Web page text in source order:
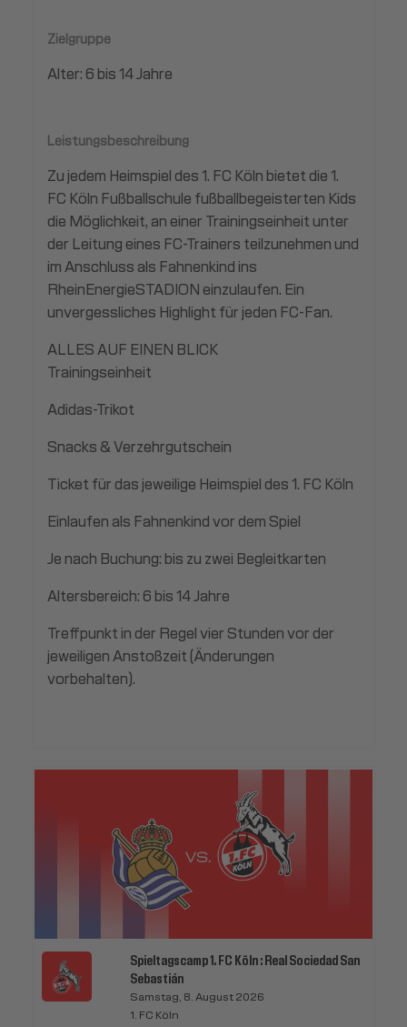
Zielgruppe
Alter: 6 bis 14 Jahre
Leistungsbeschreibung
Zu jedem Heimspiel des 1. FC Köln bietet die 1.
FC Köln Fußballschule fußballbegeisterten Kids
die Möglichkeit, an einer Trainingseinheit unter
der Leitung eines FC-Trainers teilzunehmen und
im Anschluss als Fahnenkind ins
RheinEnergieSTADION einzulaufen. Ein
unvergessliches Highlight für jeden FC-Fan.
ALLES AUF EINEN BLICK
Trainingseinheit
Adidas-Trikot
Snacks & Verzehrgutschein
Ticket für das jeweilige Heimspiel des 1. FC Köln
Einlaufen als Fahnenkind vor dem Spiel
Je nach Buchung: bis zu zwei Begleitkarten
Altersbereich: 6 bis 14 Jahre
Treffpunkt in der Regel vier Stunden vor der
jeweiligen Anstoßzeit (Änderungen
vorbehalten).
Spieltagscamp 1. FC Köln : Real Sociedad San
Sebastián
Samstag, 8. August 2026
1. FC Köln